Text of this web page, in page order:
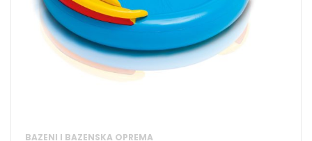
BAZENI I BAZENSKA OPREMA